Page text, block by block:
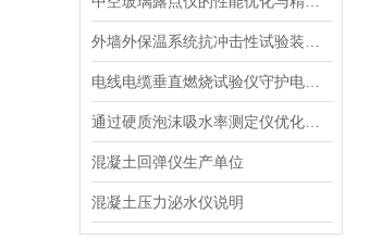
混凝土回弹仪生产单位
混凝土压力泌水仪说明